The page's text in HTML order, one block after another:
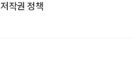
저작권 정책